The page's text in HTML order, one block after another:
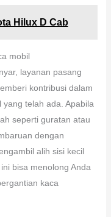
Hilux D Cab
mobil
layanan pasang
kontribusi dalam
telah ada. Apabila
seperti guratan atau
dengan
alih sisi kecil
bisa menolong Anda
kaca